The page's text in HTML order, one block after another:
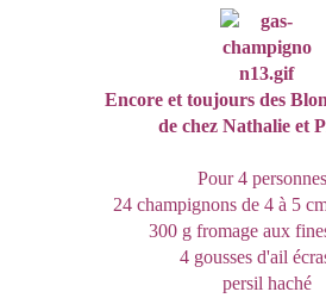
Encore et toujours des
de chez Nathalie et
Pour 4
24 champignons de 4 à 5
300 g fromage aux
4 gousses d'ail
persil haché